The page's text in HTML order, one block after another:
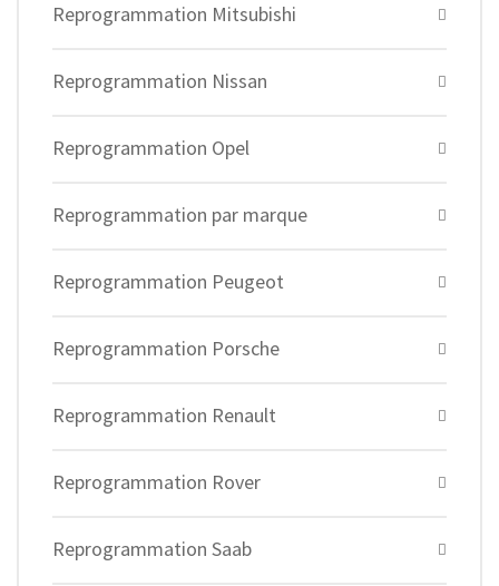
Reprogrammation Mitsubishi
Reprogrammation Nissan
Reprogrammation Opel
Reprogrammation par marque
Reprogrammation Peugeot
Reprogrammation Porsche
Reprogrammation Renault
Reprogrammation Rover
Reprogrammation Saab